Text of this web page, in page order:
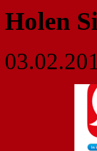
Holen